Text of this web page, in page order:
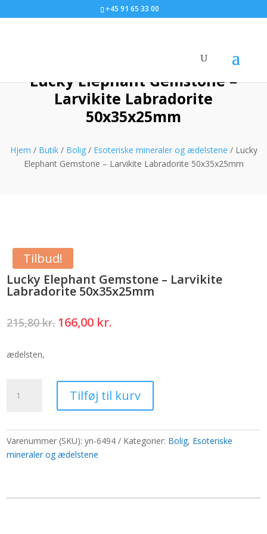
+45 91 65 33 00
Lucky Elephant Gemstone –
Larvikite Labradorite
50x35x25mm
Hjem / Butik/ Bolig/ Esoteriske mineraler og ædelstene / Lucky
Elephant Gemstone – Larvikite Labradorite 50x35x25mm
Tilbud!
Lucky Elephant Gemstone – Larvikite
Labradorite 50x35x25mm
215,80kr. Den
166,00 kr.
ædelsten,
Elephant
Larvikite
Labradorite
Tilføj til kurv
Varenummer (SKU):yn-6494 Kategorier: Bolig, Esoteriske
mineraler og ædelstene